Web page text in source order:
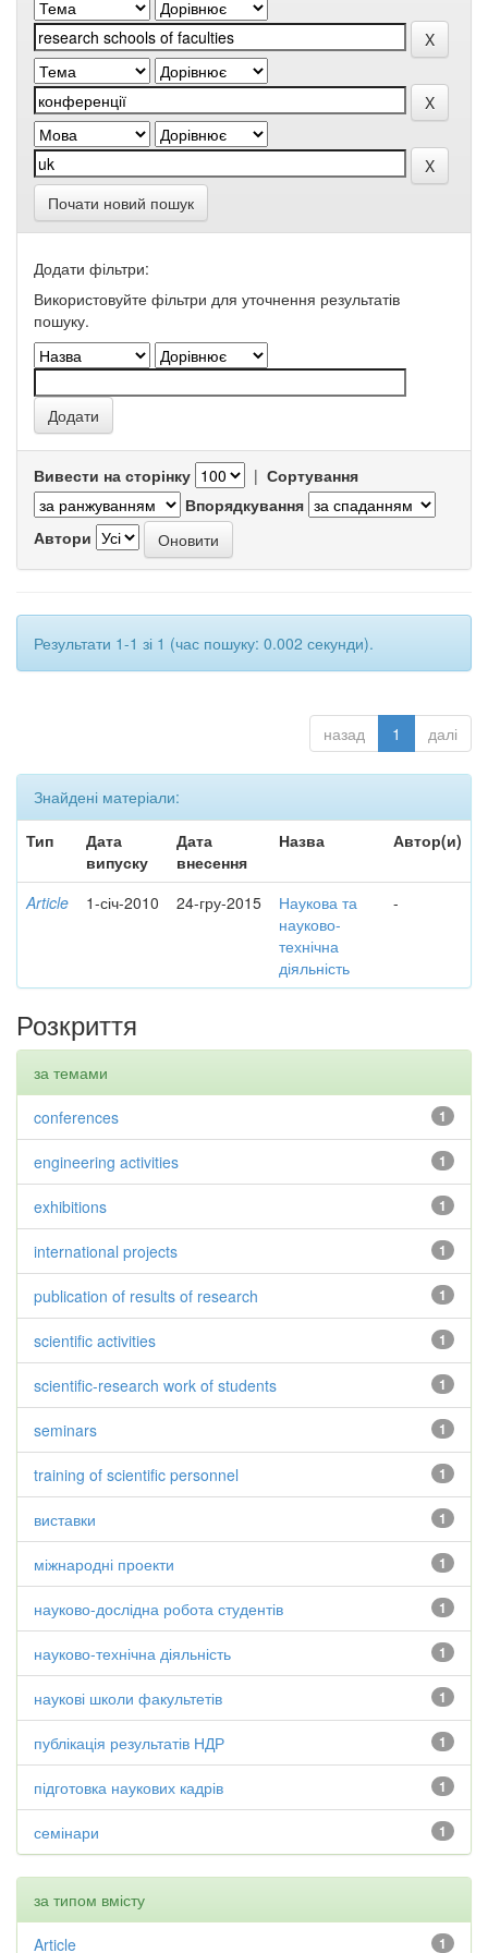
Почати новий пошук
Додати фільтри:
Використовуйте фільтри для уточнення результатів
пошуку.
Вивести на сторінку | Сортування
Впорядкування
Автори
Результати 1-1 зі 1 (час пошуку: 0.002 секунди).
назад 1 далі
Знайдені матеріали:
Тип
Дата
випуску
Дата
внесення
Назва Автор(и)
Article 1-січ-2010 24-гру-2015
Наукова та
науково-
технічна
діяльність
-
Розкриття
за темами
1
conferences
1
engineering activities
1
exhibitions
1
international projects
1
publication of results of research
1
scientific activities
1
scientific-research work of students
1
seminars
1
training of scientific personnel
1
виставки
1
міжнародні проекти
1
науково-дослідна робота студентів
1
науково-технічна діяльність
1
наукові школи факультетів
1
публікація результатів НДР
1
підготовка наукових кадрів
1
семінари
за типом вмісту
1
Article